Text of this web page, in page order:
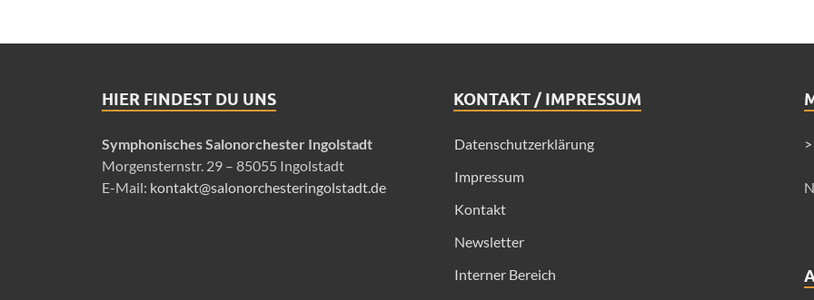
HIER FINDEST DU UNS
Symphonisches Salonorchester Ingolstadt
Morgensternstr. 29 – 85055 Ingolstadt
E-Mail: kontakt@salonorchesteringolstadt.de
KONTAKT / IMPRESSUM
Datenschutzerklärung
Impressum
Kontakt
Newsletter
Interner Bereich